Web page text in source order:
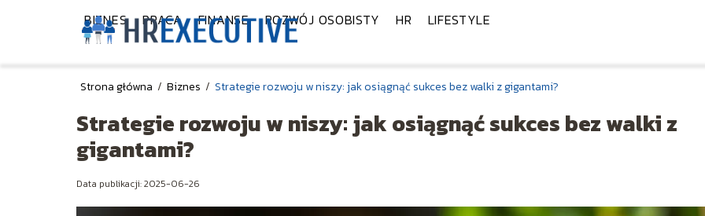
BIZNES PRACA FINANSE ROZWÓJ OSOBISTY HR LIFESTYLE
Strona główna / Biznes / Strategie rozwoju w niszy: jak osiągnąć sukces bez walki z gigantami?
Strategie rozwoju w niszy: jak osiągnąć sukces bez walki z
gigantami?
Data publikacji: 2025-06-26